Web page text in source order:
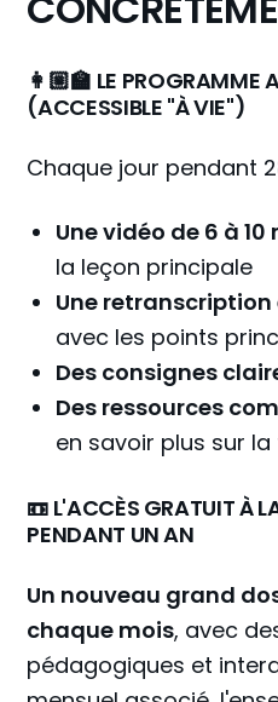
👩🏼‍🏫 LE PROGRAMME
(ACCESSIBLE "À VIE")
Chaque jour pendant
Une vidéo de 6 à
la leçon principale
Une
avec les points
Des consignes
Des ressources
en savoir plus sur
📼 L'ACCÈS GRATUIT À
PENDANT UN AN
Un nouveau grand
chaque mois, avec
pédagogiques et